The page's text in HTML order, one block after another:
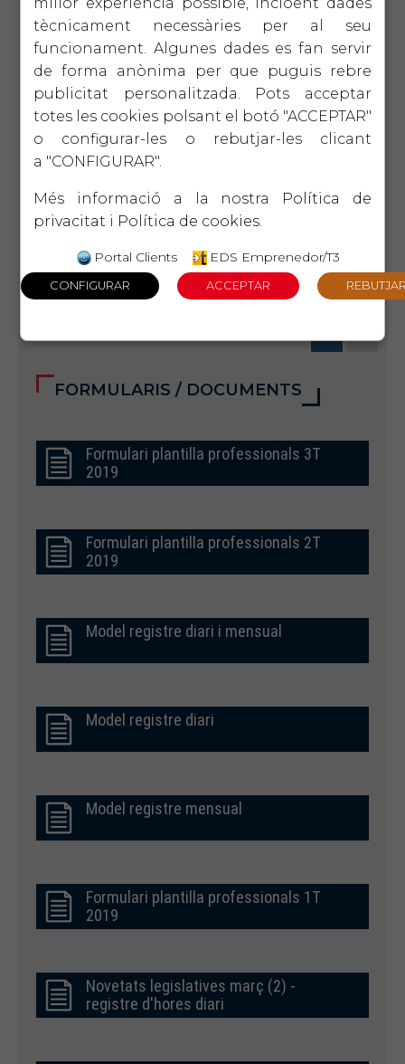
Nota informativa rectificació terminis
presentació Model 111 1T 2019
02/04/2019 (Laboral)
Model 111 1T 2019
Subvencions a la contractació de la
Generalitat de Catalunya
FORMULARIS / DOCUMENTS
Formulari plantilla professionals 3T
2019
Formulari plantilla professionals 2T
2019
Model registre diari i mensual
Model registre diari
Model registre mensual
Formulari plantilla professionals 1T
2019
Novetats legislatives març (2) -
registre d'hores diari
millor experiència possible, incloent dades
tècnicament necessàries per al seu
funcionament. Algunes dades es fan servir
de forma anònima per que puguis rebre
publicitat personalitzada. Pots acceptar
totes les cookies polsant el botó "ACCEPTAR"
o configurar-les o rebutjar-les clicant
a "CONFIGURAR".
Més informació a la nostra
Política de
privacitat i Política de cookies.
Portal Clients EDS Emprenedor/T3